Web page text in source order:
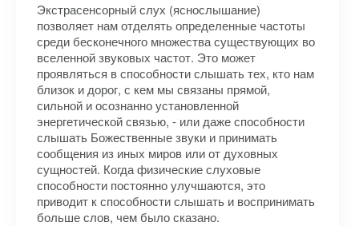
Экстрасенсорный слух (яснослышание)
позволяет нам отделять определенные частоты
среди бесконечного множества существующих во
вселенной звуковых частот. Это может
проявляться в способности слышать тех, кто нам
близок и дорог, с кем мы связаны прямой,
сильной и осознанно установленной
энергетической связью, - или даже способности
слышать Божественные звуки и принимать
сообщения из иных миров или от духовных
сущностей. Когда физические слуховые
способности постоянно улучшаются, это
приводит к способности слышать и воспринимать
больше слов, чем было сказано.